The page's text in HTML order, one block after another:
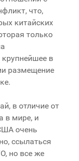
что,
китайских
только
в
размещение
в отличие от
в мире, и
очень
ссылаться
но все же